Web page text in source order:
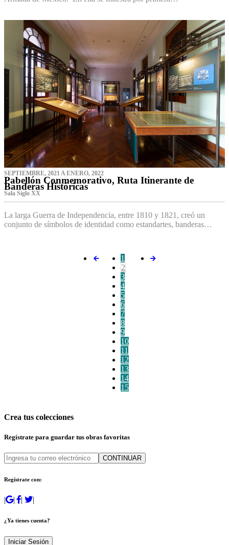
SEPTIEMBRE, 2021 A ENERO, 2022
Pabellón Conmemorativo, Ruta Itinerante de
Banderas Históricas
Sala Siglo XX
La larga Guerra de Independencia, entre 1810 y 1821, creó un
conjunto de símbolos de identidad como estandartes, banderas…
1
2
3
4
5
6
7
8
9
10
11
12
13
14
15
Crea tus colecciones
Regístrate para guardar tus obras favoritas
CONTINUAR
Regístrate con:
| | | |
¿Ya tienes cuenta?
Iniciar Sesión